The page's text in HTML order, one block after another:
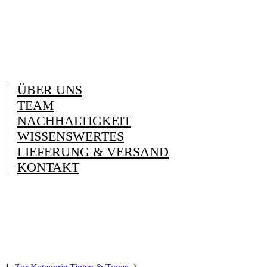
ÜBER UNS
TEAM
NACHHALTIGKEIT
WISSENSWERTES
LIEFERUNG & VERSAND
KONTAKT